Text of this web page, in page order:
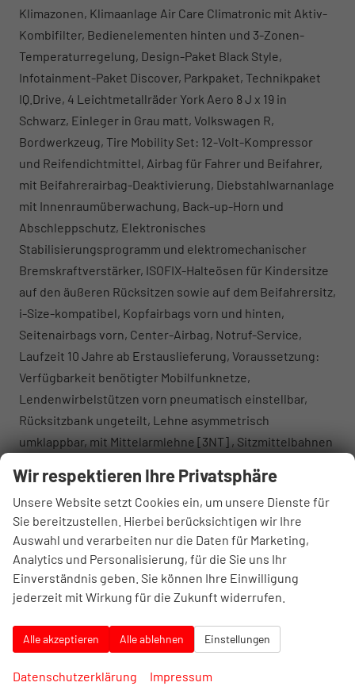
Klimazonen, Klimaanlage Air Care Climatronic mit Aktiv-
Kombifilter, Bedienelementen hinten und 3-Zonen-
Temperaturregelung, Design-Paket Black Style,
Infotainment-Paket Discover, Parkpaket, Technikpaket
IQ.Drive, 4 Leichtmetallräder York Aero 8 J x 19 in
Schwarz, Einleger in Grau matt, Volkswagen R,
Bordwerkzeug, Tire Mobility Set: 12-Volt-Kompressor
und Reifendichtmittel, Airbag für Fahrer und Beifahrer,
mit Beifahrerairbag-Deaktivierung, Diebstahlwarnanlage
mit Innenraumüberwachung, Back-up-Horn und
Abschleppschutz, Elektronisches
Stabilisierungsprogramm und elektromechanischer
Bremskraftverstärker, ISOFIX-Halteösen für Kindersitze
auf den äußeren Rücksitzen sowie auf dem Beifahrersitz,
i-Size-kompatibel, Kopfairbags vorn und hinten,
Seitenairbags vorn, Center-Airbag, Notruf-Service,
Laufzeit 10 Jahre ab Erstauslieferung, Voraussetzung:
Verfügbarkeit benötigter Mobilfunknetze,
Lendenwirbelstützen vorn pneumatisch einstellbar,
Rücksitzbank ungeteilt, Lehne asymmetrisch
umklappbar, mit Mittelarmlehne [3NT] , Sitzmittelbahnen
R-Line, Sport-Komfortsitze vorn, Vordersitze beheizbar,
Vordersitze mit Höheneinstellung, Abgaskonzept, WLTP3
M1, N1-I//EU6EB, Easy Open & Close - Heckklappe mit
sensorgesteuerter Öffnung und Schließung, mit
Fernentriegelung, Abbiegebremsfunktion und
Ausweichunterstützung, Aufmerksamkeits- und
Automatische Distanzregelung ACC,
Berganfahrassistent, Digital Cockpit Pro, mehrfarbig,
verschiedene Info-Profile wählbar, Dynamischer
Wir respektieren Ihre Privatsphäre
Unsere Website setzt Cookies ein, um unsere Dienste für
Sie bereitzustellen. Hierbei berücksichtigen wir Ihre
Auswahl und verarbeiten nur die Daten für Marketing,
Analytics und Personalisierung, für die Sie uns Ihr
Einverständnis geben. Sie können Ihre Einwilligung
jederzeit mit Wirkung für die Zukunft widerrufen.
Alle akzeptieren Alle ablehnen Einstellungen
Datenschutzerklärung Impressum